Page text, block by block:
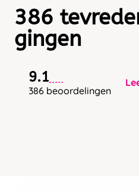
386
gingen
9.1
386 beoordelingen